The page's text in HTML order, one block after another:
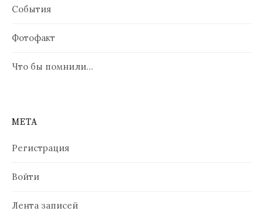
События
Фотофакт
Что бы помнили…
МЕТА
Регистрация
Войти
Лента записей